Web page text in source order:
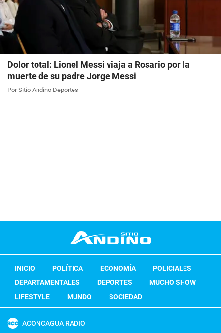
Dolor total: Lionel Messi viaja a Rosario por la
muerte de su padre Jorge Messi
Por Sitio Andino Deportes
INICIO POLÍTICA ECONOMÍA
POLICIALES
DEPARTAMENTALES
DEPORTES
MUCHO SHOW
LIFESTYLE
MUNDO SOCIEDAD
ACONCAGUA RADIO